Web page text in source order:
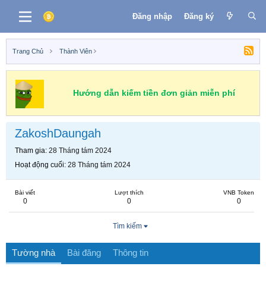
Đăng nhập Đăng ký
Trang Chủ Thành Viên
Hướng dẫn kiếm tiền đơn giản miễn phí
ZakoshDaungah
Tham gia 28 Tháng tám 2024
Hoạt động cuối 28 Tháng tám 2024
Bài viết
0
Lượt thích
0
VNB Token
0
Tìm kiếm
Tường nhà Bài đăng Thông tin